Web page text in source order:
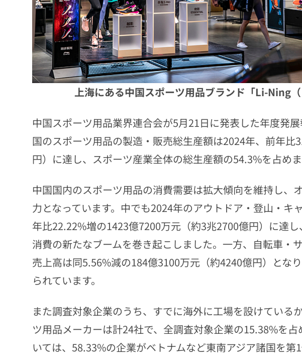
上海にある中国スポーツ用品ブランド「Li-Ning
中国スポーツ用品業界連合会が5月21日に発表した年度発
国のスポーツ用品の製造・販売総生産額は2024年、前年比
円）に達し、スポーツ産業全体の総生産額の54.3%を占めま
中国国内のスポーツ用品の消費需要は拡大傾向を維持し、
力となっています。中でも2024年のアウトドア・登山・キ
年比22.22%増の1423億7200万元（約3兆2700億円）に達
消費の新たなブームを巻き起こしました。一方、自転車・
売上高は同5.56%減の184億3100万元（約4240億円）とな
られています。
また調査対象企業のうち、すでに海外に工場を設けている
ツ用品メーカーは計24社で、全調査対象企業の15.38%を
いては、58.33%の企業がベトナムなど東南アジア諸国を第